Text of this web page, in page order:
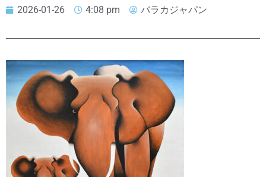
2026-01-26 4:08 pm バラカジャパン